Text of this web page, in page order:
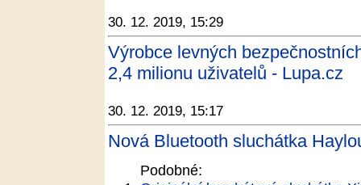
30. 12. 2019, 15:29
Výrobce levných
2,4 milionu uživatelů - Lupa.cz
30. 12. 2019, 15:17
Nová Bluetooth sluchátka
Podobné: